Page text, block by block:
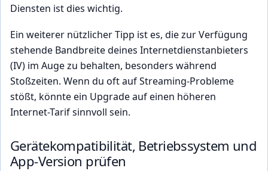
Diensten ist dies wichtig.
Ein weiterer nützlicher Tipp ist es, die zur Verfügung
stehende Bandbreite deines Internetdienstanbieters
(IV) im Auge zu behalten, besonders während
Stoßzeiten. Wenn du oft auf Streaming-Probleme
stößt, könnte ein Upgrade auf einen höheren
Internet-Tarif sinnvoll sein.
Gerätekompatibilität, Betriebssystem und
App-Version prüfen